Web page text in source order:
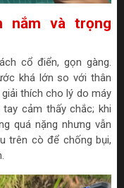
nắm và trọng
cổ điển, gọn gàng.
khá lớn so với thân
thích cho lý do máy
cảm thấy chắc; khi
quá nặng nhưng vẫn
trên cò để chống bụi,